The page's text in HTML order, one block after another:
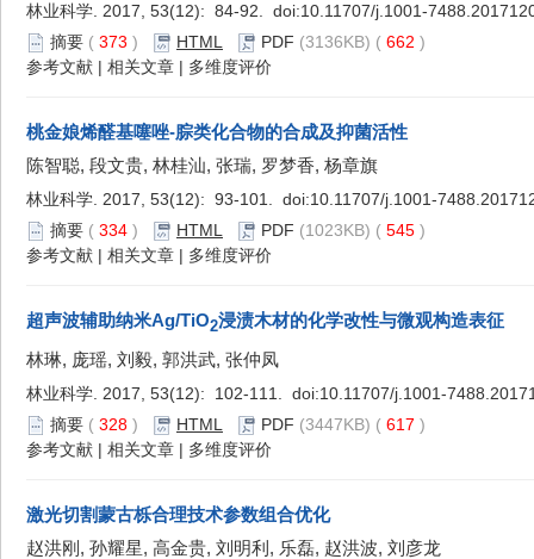
林业科学. 2017, 53(12): 84-92. doi:10.11707/j.1001-
摘要 ( 373 ) HTML PDF (3136KB) ( 662 )
参考文献 | 相关文章 | 多维度评价
桃金娘烯醛基噻唑-腙类化合物的合成及抑菌活性
陈智聪, 段文贵, 林桂汕, 张瑞, 罗梦香, 杨章旗
林业科学. 2017, 53(12): 93-101. doi:10.11707/j.1001-
摘要 ( 334 ) HTML PDF (1023KB) ( 545 )
参考文献 | 相关文章 | 多维度评价
超声波辅助纳米Ag/TiO2浸渍木材的化学改性与微观构造表征
林琳, 庞瑶, 刘毅, 郭洪武, 张仲凤
林业科学. 2017, 53(12): 102-111. doi:10.11707/j.1001-
摘要 ( 328 ) HTML PDF (3447KB) ( 617 )
参考文献 | 相关文章 | 多维度评价
激光切割蒙古栎合理技术参数组合优化
赵洪刚, 孙耀星, 高金贵, 刘明利, 乐磊, 赵洪波, 刘彦龙